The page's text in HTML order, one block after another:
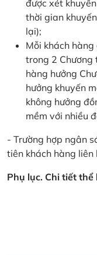
được xét
thời gian
lại);
Mỗi khách
trong 2 Chương
hàng hưởng
hưởng khuyến
không hưởng
mềm với nhiều
- Trường hợp ngân
tiên khách hàng liên
Phụ lục. Chi tiết thể